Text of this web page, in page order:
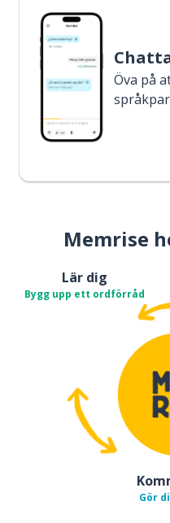
Öva på
Memrise
Lär dig
Bygg upp ett ordförråd
Gör